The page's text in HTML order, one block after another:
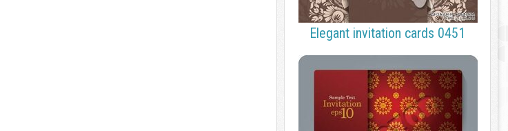
Elegant invitation cards 0451